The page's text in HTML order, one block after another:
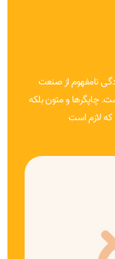
نامفهوم از صنعت
چاپگرها و متون بلکه
که لازم است